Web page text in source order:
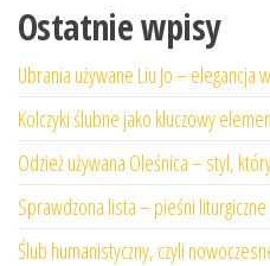
Ostatnie wpisy
Ubrania używane Liu Jo – elegancja
Kolczyki ślubne jako kluczowy
Odzież używana Oleśnica – styl,
Sprawdzona lista – pieśni
Ślub humanistyczny, czyli